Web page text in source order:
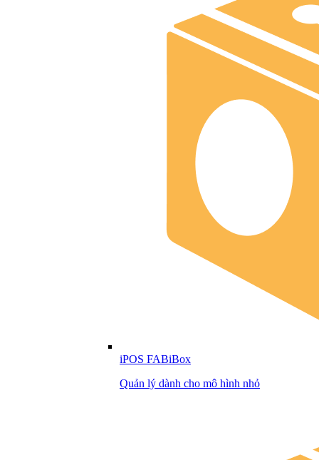
iPOS FABiBox
Quản lý dành cho mô hình nhỏ